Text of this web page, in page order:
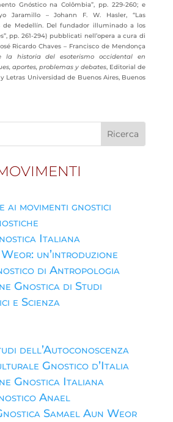
Gnóstico na Colômbia”, pp. 229-260; e
Jaramillo – Johann F. W. Hasler, “Las
de Medellín. Del fundador illuminado a los
pp. 261-294) pubblicati nell’opera a cura di
Ricardo Chaves – Francisco de Mendonça
la historia del esoterismo occidental en
aportes, problemas y debates, Editorial de
Letras Universidad de Buenos Aires, Buenos
ai movimenti gnostici
Italiana
un’introduzione
di Antropologia
Gnostica di Studi
e Scienza
dell’Autoconoscenza
Gnostico d’Italia
Gnostica Italiana
Anael
Samael Aun Weor